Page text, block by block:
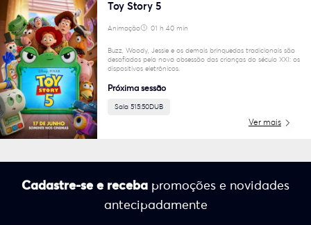
Toy Story 5
Animação 01 h 40 min
Buzz, Woody, Jessie e os demais brinquedos tradicionais são
desafiados pela nova obsessão das crianças do século XXI: os
dispositivos eletrônicos.
Próxima sessão
Sala 515:50DUB
Ver mais
Cadastre-se e receba promoções e novidades
antecipadamente